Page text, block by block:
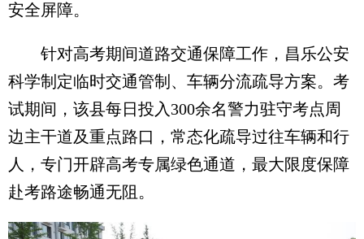
安全屏障。
针对高考期间道路交通保障工作，昌乐公安
科学制定临时交通管制、车辆分流疏导方案。考
试期间，该县每日投入300余名警力驻守考点周
边主干道及重点路口，常态化疏导过往车辆和行
人，专门开辟高考专属绿色通道，最大限度保障
赴考路途畅通无阻。